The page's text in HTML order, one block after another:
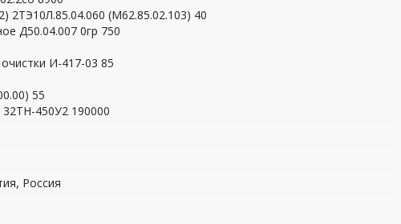
(М62.85.02.103) 40
Д50.04.007 0гр 750
И-417-03 85
55
450У2 190000
Россия